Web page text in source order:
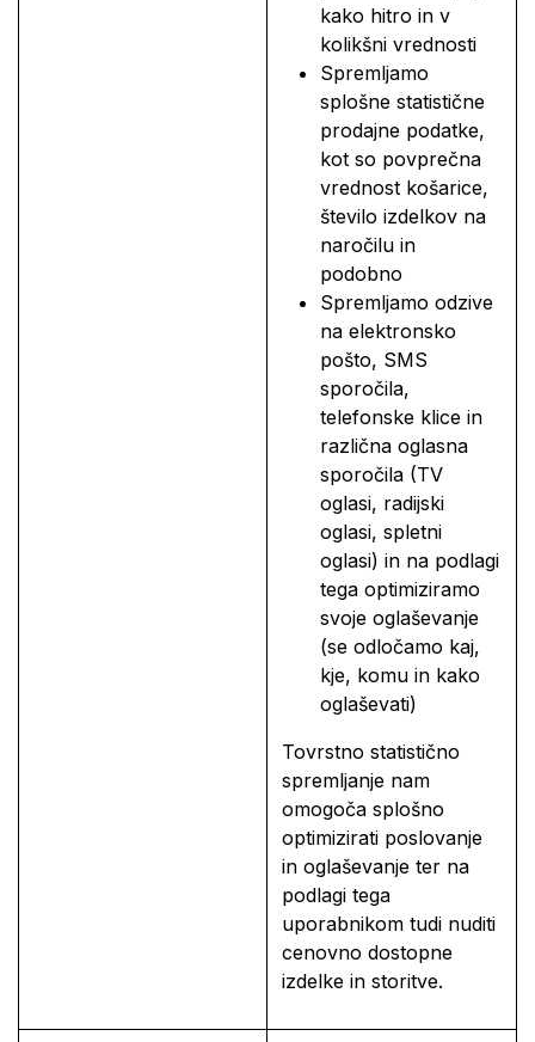
kako hitro in v
kolikšni vrednosti
Spremljamo
splošne statistične
prodajne podatke,
kot so povprečna
vrednost košarice,
število izdelkov na
naročilu in
podobno
Spremljamo odzive
na elektronsko
pošto, SMS
sporočila,
telefonske klice in
različna oglasna
sporočila (TV
oglasi, radijski
oglasi, spletni
oglasi) in na podlagi
tega optimiziramo
svoje oglaševanje
(se odločamo kaj,
kje, komu in kako
oglaševati)
Tovrstno statistično
spremljanje nam
omogoča splošno
optimizirati poslovanje
in oglaševanje ter na
podlagi tega
uporabnikom tudi nuditi
cenovno dostopne
izdelke in storitve.